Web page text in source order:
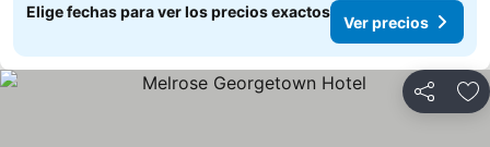
Elige fechas para ver los precios exactos
Ver precios
Compartir